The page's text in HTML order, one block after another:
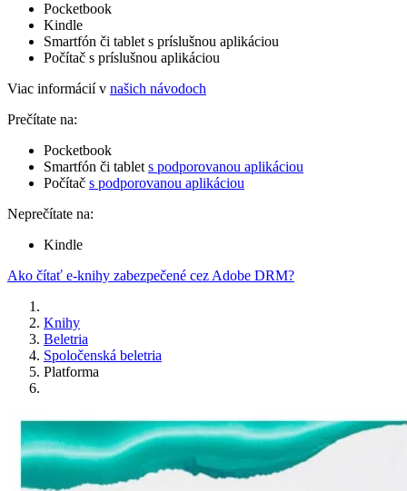
Pocketbook
Kindle
Smartfón či tablet s príslušnou aplikáciou
Počítač s príslušnou aplikáciou
Viac informácií v našich návodoch
Prečítate na:
Pocketbook
Smartfón či tablet s podporovanou aplikáciou
Počítač s podporovanou aplikáciou
Neprečítate na:
Kindle
Ako čítať e-knihy zabezpečené cez Adobe DRM?
Knihy
Beletria
Spoločenská beletria
Platforma